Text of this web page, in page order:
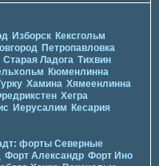
Изборск Кексгольм
Петропавловка
Старая Ладога Тихвин
Кюменлинна
Хамина Хямеенлинна
Хегра
Иерусалим Кесария
форты Северные
Форт Александр Форт Ино